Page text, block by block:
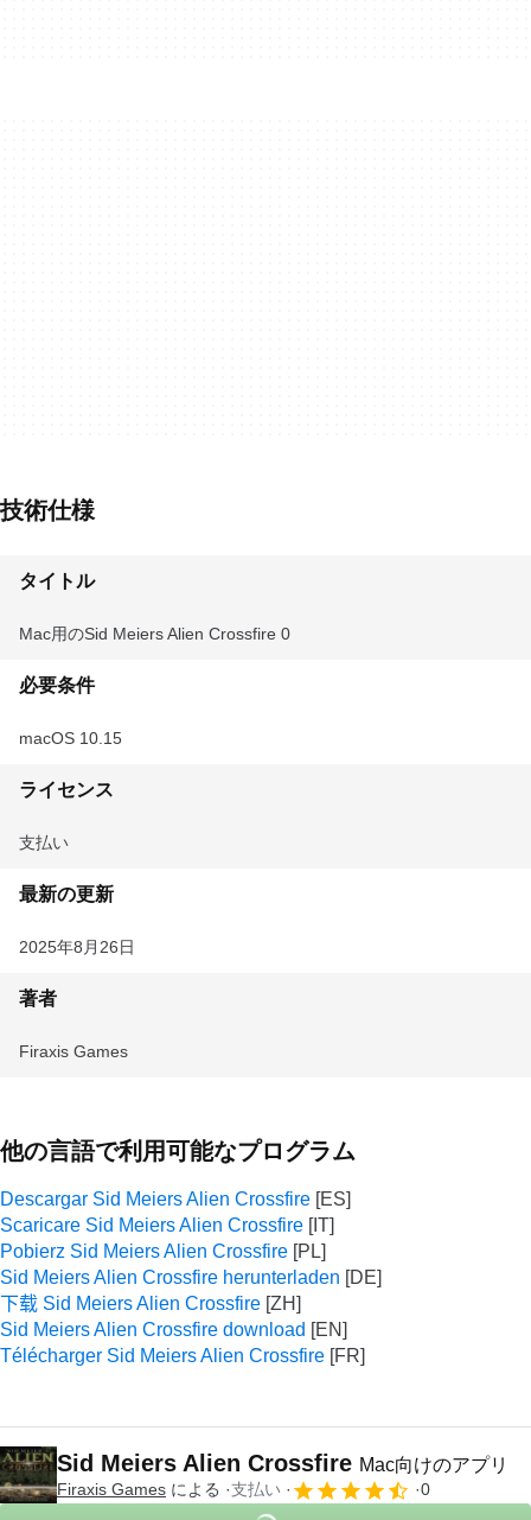
技術仕様
タイトル
Mac用のSid Meiers Alien Crossfire 0
必要条件
macOS 10.15
ライセンス
支払い
最新の更新
2025年8月26日
著者
Firaxis Games
他の言語で利用可能なプログラム
Descargar Sid Meiers Alien Crossfire
Scaricare Sid Meiers Alien Crossfire
Pobierz Sid Meiers Alien Crossfire
Sid Meiers Alien Crossfire herunterladen
下载 Sid Meiers Alien Crossfire
Sid Meiers Alien Crossfire download
Télécharger Sid Meiers Alien Crossfire
Sid Meiers Alien Crossfire Mac向けのアプリ
Firaxis Games による 支払い 0